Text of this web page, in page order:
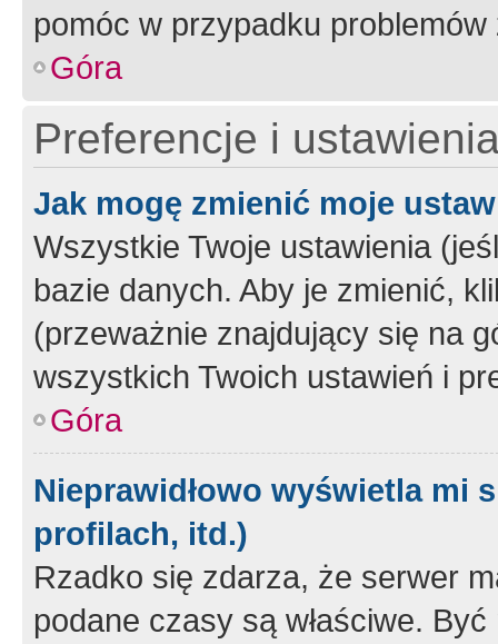
pomóc w przypadku
Góra
Preferencje i
Jak mogę zmienić moje
Wszystkie Twoje ustawienia
bazie danych. Aby je zmienić,
(przeważnie znajdujący się na
wszystkich Twoich ustawień i
Góra
Nieprawidłowo wyświetla mi
profilach, itd.)
Rzadko się zdarza, że serwer
podane czasy są właściwe.